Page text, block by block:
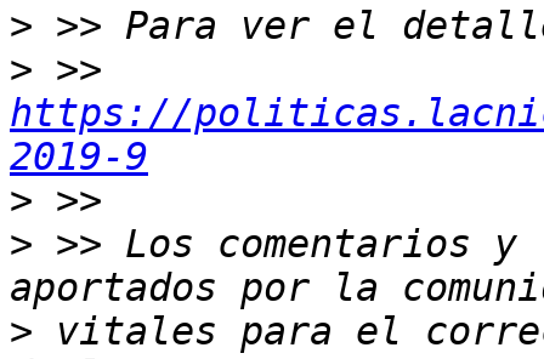
>
>
https://
2019-9
>
> >> Los comentarios
> vitales para el